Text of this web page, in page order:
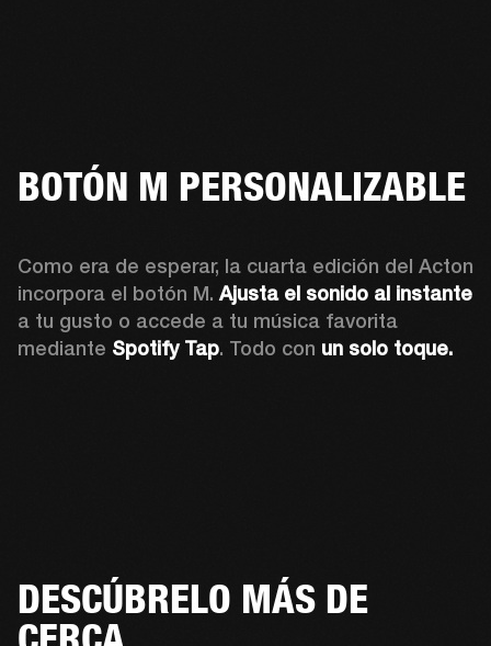
BOTÓN M PERSONALIZABLE
Como era de esperar, la cuarta edición del Acton
incorpora el botón M.
a tu gusto o accede a tu música favorita
mediante Spotify Tap. Todo con un solo toque.
DESCÚBRELO MÁS DE